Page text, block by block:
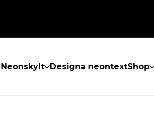
Designa neontextShop